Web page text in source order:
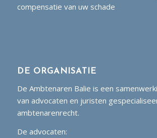
compensatie van uw schade
DE ORGANISATIE
De Ambtenaren Balie is een
van advocaten en juristen
ambtenarenrecht.
De advocaten: